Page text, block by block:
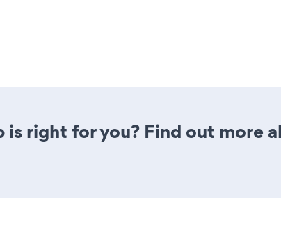
is right for you? Find out more